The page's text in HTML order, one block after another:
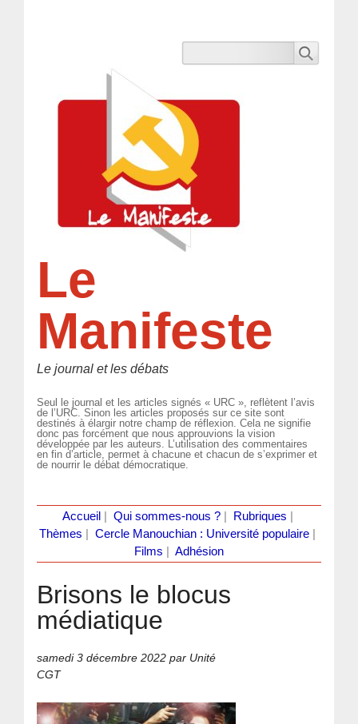
Le
Manifeste
Le journal et les débats
Seul le journal et les articles signés « URC », reflètent l’avis
de l’URC. Sinon les articles proposés sur ce site sont
destinés à élargir notre champ de réflexion. Cela ne signifie
donc pas forcément que nous approuvions la vision
développée par les auteurs. L’utilisation des commentaires
en fin d’article, permet à chacune et chacun de s’exprimer et
de nourrir le débat démocratique.
Accueil Qui sommes-nous ?| Rubriques
Thèmes
Cercle Manouchian : Université populaire
Films
Adhésion
Brisons le blocus
médiatique
samedi 3 décembre 2022 par Unité
CGT